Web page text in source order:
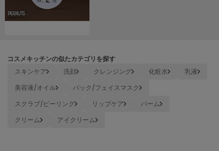
made of Organics
メイドオブオーガニクス
ミースロエ
miies miim
ミーエスミーム
Mila Owen
コスメキッチンの似たカテゴリを探す
スキンケア 洗顔 クレンジング 化粧水
乳液
美容液/オイル
パック/フェイスマスク
スクラブ/ピーリング
リップケア
バーム
クリーム
アイクリーム